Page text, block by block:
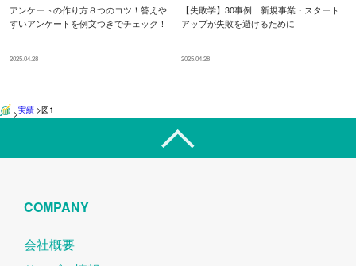
アンケートの作り方８つのコツ！答えや
すいアンケートを例文つきでチェック！
2025.04.28
【失敗学】30事例 新規事業・スタート
アップが失敗を避けるために
2025.04.28
>実績>図1
COMPANY
会社概要